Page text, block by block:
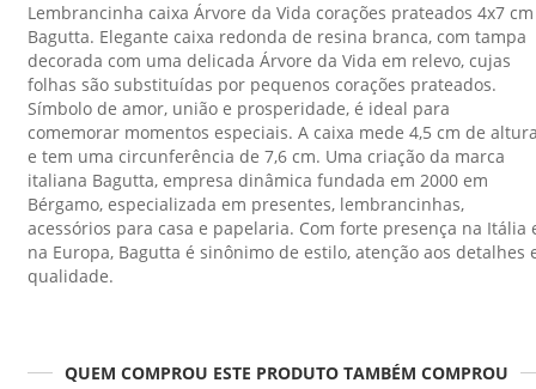
Lembrancinha caixa Árvore da Vida corações prateados 4x7 cm
Bagutta. Elegante caixa redonda de resina branca, com tampa
decorada com uma delicada Árvore da Vida em relevo, cujas
folhas são substituídas por pequenos corações prateados.
Símbolo de amor, união e prosperidade, é ideal para
comemorar momentos especiais. A caixa mede 4,5 cm de
e tem uma circunferência de 7,6 cm. Uma criação da marca
italiana Bagutta, empresa dinâmica fundada em 2000 em
Bérgamo, especializada em presentes, lembrancinhas,
acessórios para casa e papelaria. Com forte presença na Itália
na Europa, Bagutta é sinônimo de estilo, atenção aos detalhes
qualidade.
QUEM COMPROU ESTE PRODUTO TAMBÉM COMPROU